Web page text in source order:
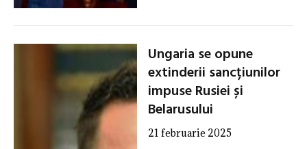
Ungaria se opune
extinderii sancțiunilor
impuse Rusiei și
Belarusului
21 februarie 2025